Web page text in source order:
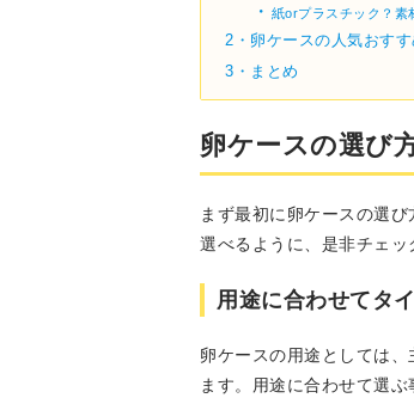
・ 紙orプラスチック？素
2・ 卵ケースの人気おす
3・ まとめ
卵ケースの選び
まず最初に卵ケースの選
選べるように、是非チェッ
用途に合わせてタ
卵ケースの用途としては
ます。用途に合わせて選